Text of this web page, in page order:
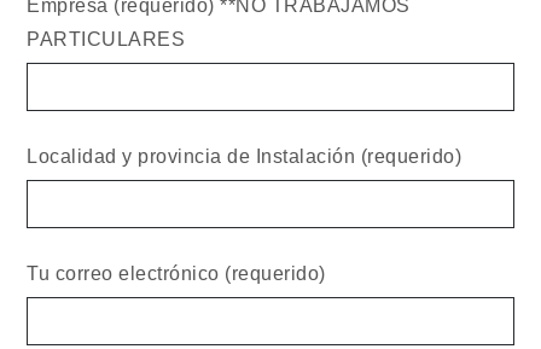
Empresa (requerido) **NO TRABAJAMOS
PARTICULARES
Localidad y provincia de Instalación (requerido)
Tu correo electrónico (requerido)